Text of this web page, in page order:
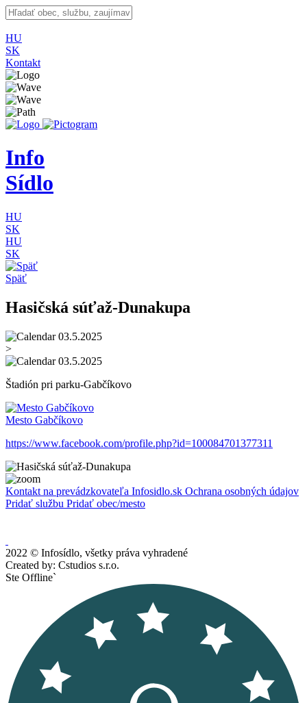
HU
SK
Kontakt
Info
Sídlo
HU
SK
HU
SK
Späť
Hasičská súťaž-Dunakupa
03.5.2025
>
03.5.2025
Štadión pri parku-Gabčíkovo
Mesto Gabčíkovo
https://www.facebook.com/profile.php?id=100084701377311
Kontakt na prevádzkovateľa Infosidlo.sk Ochrana osobných údajov
Pridať službu Pridať obec/mesto
2022 © Infosídlo, všetky práva vyhradené
Created by: Cstudios s.r.o.
Ste Offline`